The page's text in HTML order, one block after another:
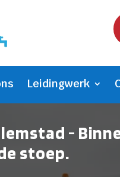
Leidingwerk
-
stoep.